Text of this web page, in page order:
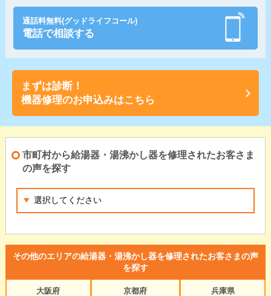
通話料無料(グッドライフコール)
電話で相談する
まずは診断！
機器修理のお申込みはこちら
市町村から給湯器・湯沸かし器を修理されたお客さま
の声を探す
その他のエリアの給湯器・湯沸かし器を修理されたお客さまの声
を探す
大阪府
京都府
兵庫県